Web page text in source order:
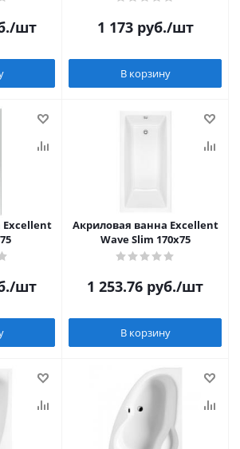
/шт 1 173руб./шт
В корзину
Excellent
/шт
Акриловая ванна Excellent
Wave Slim 170x75
1 253.76 руб./шт
В корзину